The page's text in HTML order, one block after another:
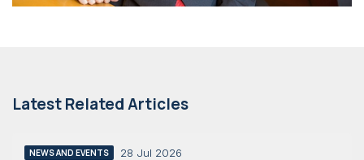
Latest Related Articles
NEWS AND EVENTS 28 Jul 2026